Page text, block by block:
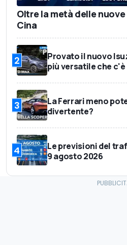
Oltre la metà delle
Cina
2
Provato il nuovo
più versatile che c'è
3
La Ferrari meno
divertente?
4
Le previsioni del
9 agosto 2026